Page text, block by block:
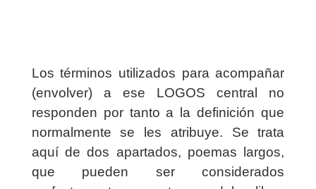
Los términos utilizados para acompañar
(envolver) a ese LOGOS central no
responden por tanto a la definición que
normalmente se les atribuye. Se trata
aquí de dos apartados, poemas largos,
que pueden ser considerados